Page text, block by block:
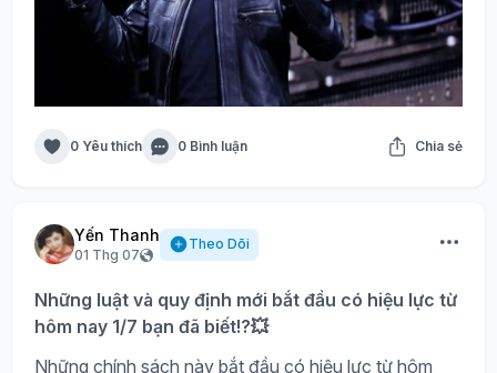
0 Yêu thích 0 Bình luận Chia sẻ
Yến Thanh
01 Thg 07
Theo Dõi
Những luật và quy định mới bắt đầu có hiệu lực từ
hôm nay 1/7 bạn đã biết!?💥
Những chính sách này bắt đầu có hiệu lực từ hôm